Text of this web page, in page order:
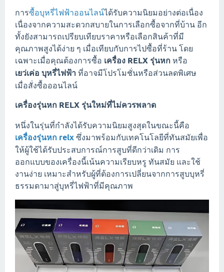
การซื้อบุหรี่ไฟฟ้าออนไลน์ได้รับความนิยมอย่างต่อเนื่อง
เนื่องจากความสะดวกสบายในการเลือกซื้อจากที่บ้าน อีก
ทั้งยังสามารถเปรียบเทียบราคาหรือเลือกสินค้าที่มี
คุณภาพสูงได้ง่าย ๆ เมื่อเทียบกับการไปซื้อที่ร้าน โดย
เฉพาะเมื่อคุณต้องการซื้อ เครื่อง RELX รุ่นหก หรือ
เยว่เค่อ บุหรี่ไฟฟ้า ที่อาจมีโปรโมชั่นหรือส่วนลดพิเศษ
เมื่อสั่งซื้อออนไลน์
เครื่องรุ่นหก RELX รุ่นใหม่ที่ไม่ควรพลาด
หนึ่งในรุ่นที่กำลังได้รับความนิยมสูงสุดในขณะนี้คือ
เครื่องรุ่นหก relx ซึ่งมาพร้อมกับเทคโนโลยีที่ทันสมัยเพื่อ
ให้ผู้ใช้ได้รับประสบการณ์การสูบที่ดีกว่าเดิม การ
ออกแบบของเครื่องนี้เน้นความเรียบหรู ทันสมัย และใช้
งานง่าย เหมาะสำหรับผู้ที่ต้องการเปลี่ยนจากการสูบบุหรี่
ธรรมดามาสู่บุหรี่ไฟฟ้าที่มีคุณภาพ